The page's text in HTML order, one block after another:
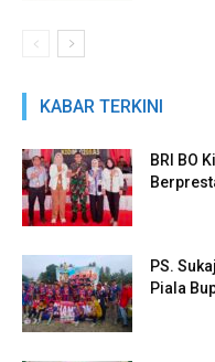
KABAR TERKINI
BRI BO
PS.
Piala